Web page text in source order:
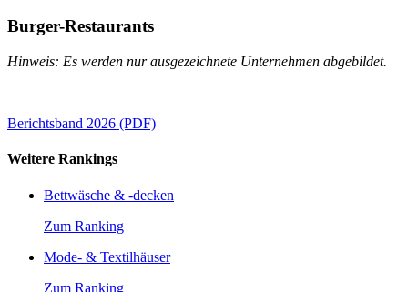
Burger-Restaurants
Hinweis: Es werden nur ausgezeichnete Unternehmen abgebildet.
Berichtsband 2026 (PDF)
Weitere Rankings
Bettwäsche & -decken
Zum Ranking
Mode- & Textilhäuser
Zum Ranking